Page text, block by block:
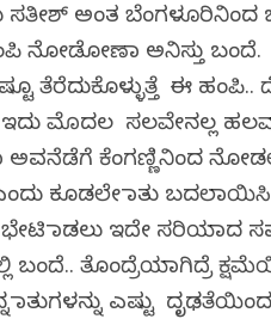
ಸತೀಶ್‌ ಅಂತ ಬೆಂಗಳೂರಿನಿಂದ
ನೋಡೋಣಾ ಅನಿಸ್ತು ಬಂದೆ.
ತೆರೆದುಕೊಳ್ಳುತ್ತೆ ಈ ಹಂಪಿ..
ಮೊದಲ ಸಲವೇನಲ್ಲ
ಕೆಂಗಣ್ಣಿನಿಂದ
ಕೂಡಲೇ ಮಾತು
ಭೇಟಿ ಮಾಡಲು ಇದೇ
ಬಂದೆ.. ತೊಂದ್ರೆಯಾಗಿದ್ರೆ
ಮಾತುಗಳನ್ನು ಎಷ್ಟು